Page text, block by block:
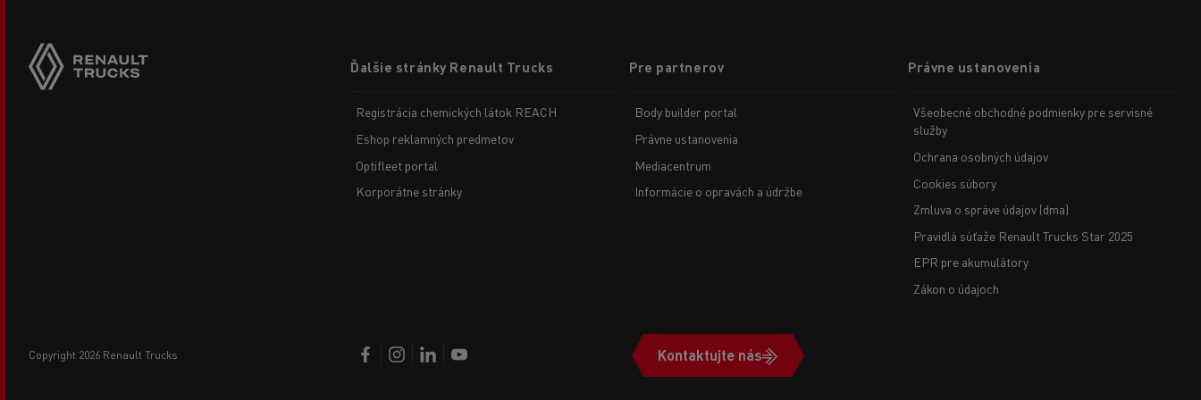
copyright 2026 Renault Trucks
menuĎalšie stránky Renault Trucks
Registrácia chemických látok REACH
Eshop reklamných predmetov
Optifleet portal
Korporátne stránky
Pre partnerov
Body builder portal
Právne ustanovenia
Mediacentrum
Informácie o opravách a údržbe
Právne ustanovenia
Všeobecné obchodné podmienky pre servisné
služby
Ochrana osobných údajov
Cookies súbory
Zmluva o správe údajov (dma)
Pravidlá súťaže Renault Trucks Star 2025
EPR pre akumulátory
Zákon o údajoch
Kontaktujte nás